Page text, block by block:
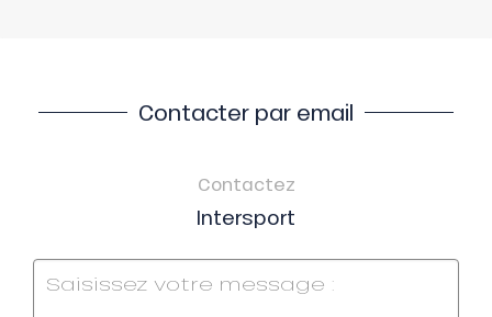
Contacter par email
Contactez
Intersport